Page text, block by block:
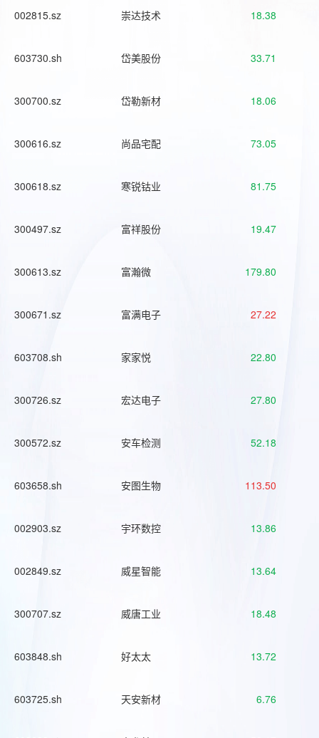
002815.sz 崇达技术 18.38
603730.sh 岱美股份 33.71
300700.sz 岱勒新材 18.06
300616.sz 尚品宅配 73.05
300618.sz 寒锐钴业 81.75
300497.sz 富祥股份 19.47
300613.sz 富瀚微 179.80
300671.sz 富满电子 27.22
603708.sh 家家悦 22.80
300726.sz 宏达电子 27.80
300572.sz 安车检测 52.18
603658.sh 安图生物 113.50
002903.sz 宇环数控 13.86
002849.sz 威星智能 13.64
300707.sz 威唐工业 18.48
603848.sh 好太太 13.72
603725.sh 天安新材 6.76